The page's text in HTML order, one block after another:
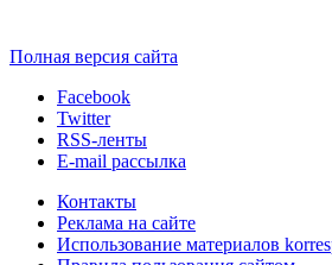
Полная версия сайта
Facebook
Twitter
RSS-ленты
E-mail рассылка
Контакты
Реклама на сайте
Использование материалов